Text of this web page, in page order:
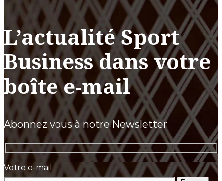
L’actualité Sport
Business dans votre
boîte e-mail
Abonnez vous à notre Newsletter
Votre e-mail :